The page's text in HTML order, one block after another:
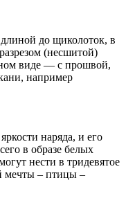
до щиколоток, в
(несшитой)
виде — с прошвой,
например
наряда, и его
в образе белых
нести в тридевятое
мечты – птицы –